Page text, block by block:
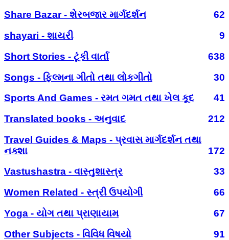
Share Bazar - શેરબજાર માર્ગદર્શન
62
shayari - શાયરી
9
Short Stories - ટૂંકી વાર્તા
638
Songs - ફિલ્મના ગીતો તથા લોકગીતો
30
Sports And Games - રમત ગમત તથા ખેલ કૂદ
41
Translated books - અનુવાદ
212
Travel Guides & Maps - પ્રવાસ માર્ગદર્શન તથા
નક્શા
172
Vastushastra - વાસ્તુશાસ્ત્ર
33
Women Related - સ્ત્રી ઉપયોગી
66
Yoga - યોગ તથા પ્રાણાયામ
67
Other Subjects - વિવિધ વિષયો
91